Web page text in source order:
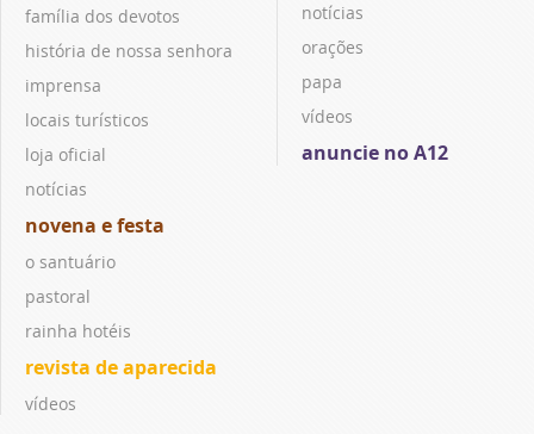
família dos devotos
história de nossa senhora
imprensa
locais turísticos
loja oficial
notícias
novena e festa
o santuário
pastoral
rainha hotéis
revista de aparecida
vídeos
notícias
orações
papa
vídeos
anuncie no A12